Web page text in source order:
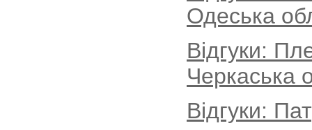
Одеська
Відгуки:
Черкаська
Відгуки: